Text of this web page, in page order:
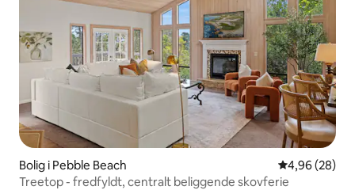
Bolig i Pebble Beach 4,96 ud af 5 i
4,96 (28)
Treetop - fredfyldt, centralt beliggende skovferie